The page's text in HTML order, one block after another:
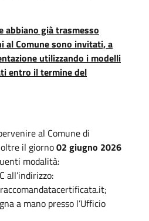
abbiano già trasmesso
al Comune sono invitati, a
utilizzando i modelli
entro il termine del
al Comune di
il giorno02 giugno 2026
modalità:
all’indirizzo:
a mano presso l’Ufficio